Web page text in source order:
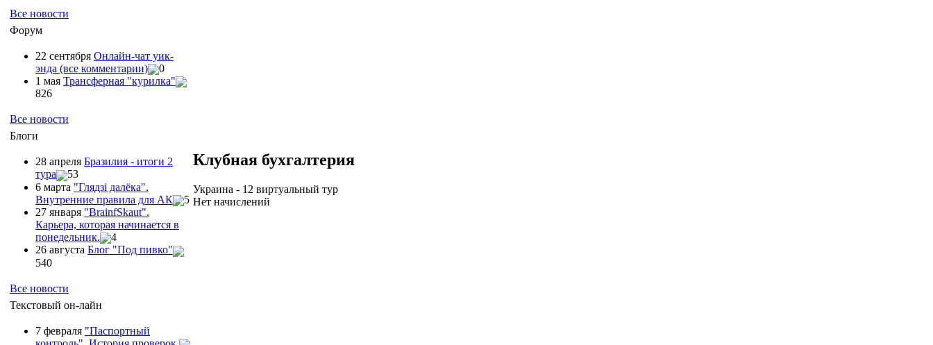
Все новости
Форум
22 сентября Онлайн-чат уик-
энда (все комментарии)
0
1 мая Трансферная "курилка"
826
Все новости
Блоги
28 апреля Бразилия - итоги 2
тура
53
6 марта "Глядзi далёка".
Внутренние правила для АК
5
27 января "ВrainfSkaut".
Карьера, которая начинается в
понедельник.
4
26 августа Блог "Под пивко"
540
Все новости
Текстовый он-лайн
7 февраля "Паспортный
Клубная бухгалтерия
Украина - 12 виртуальный тур
Нет начислений